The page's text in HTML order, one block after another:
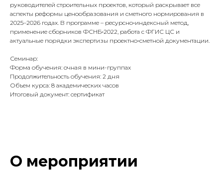
руководителей строительных проектов, который раскрывает все
аспекты реформы ценообразования и сметного нормирования в
2025–2026 годах. В программе – ресурсно‑индексный метод,
применение сборников ФСНБ‑2022, работа с ФГИС ЦС и
актуальные порядки экспертизы проектно‑сметной документации.
Семинар:
Форма обучения: очная в мини-группах
Продолжительность обучения: 2 дня
Объем курса: 8 академических часов
Итоговый документ: сертификат
О мероприятии